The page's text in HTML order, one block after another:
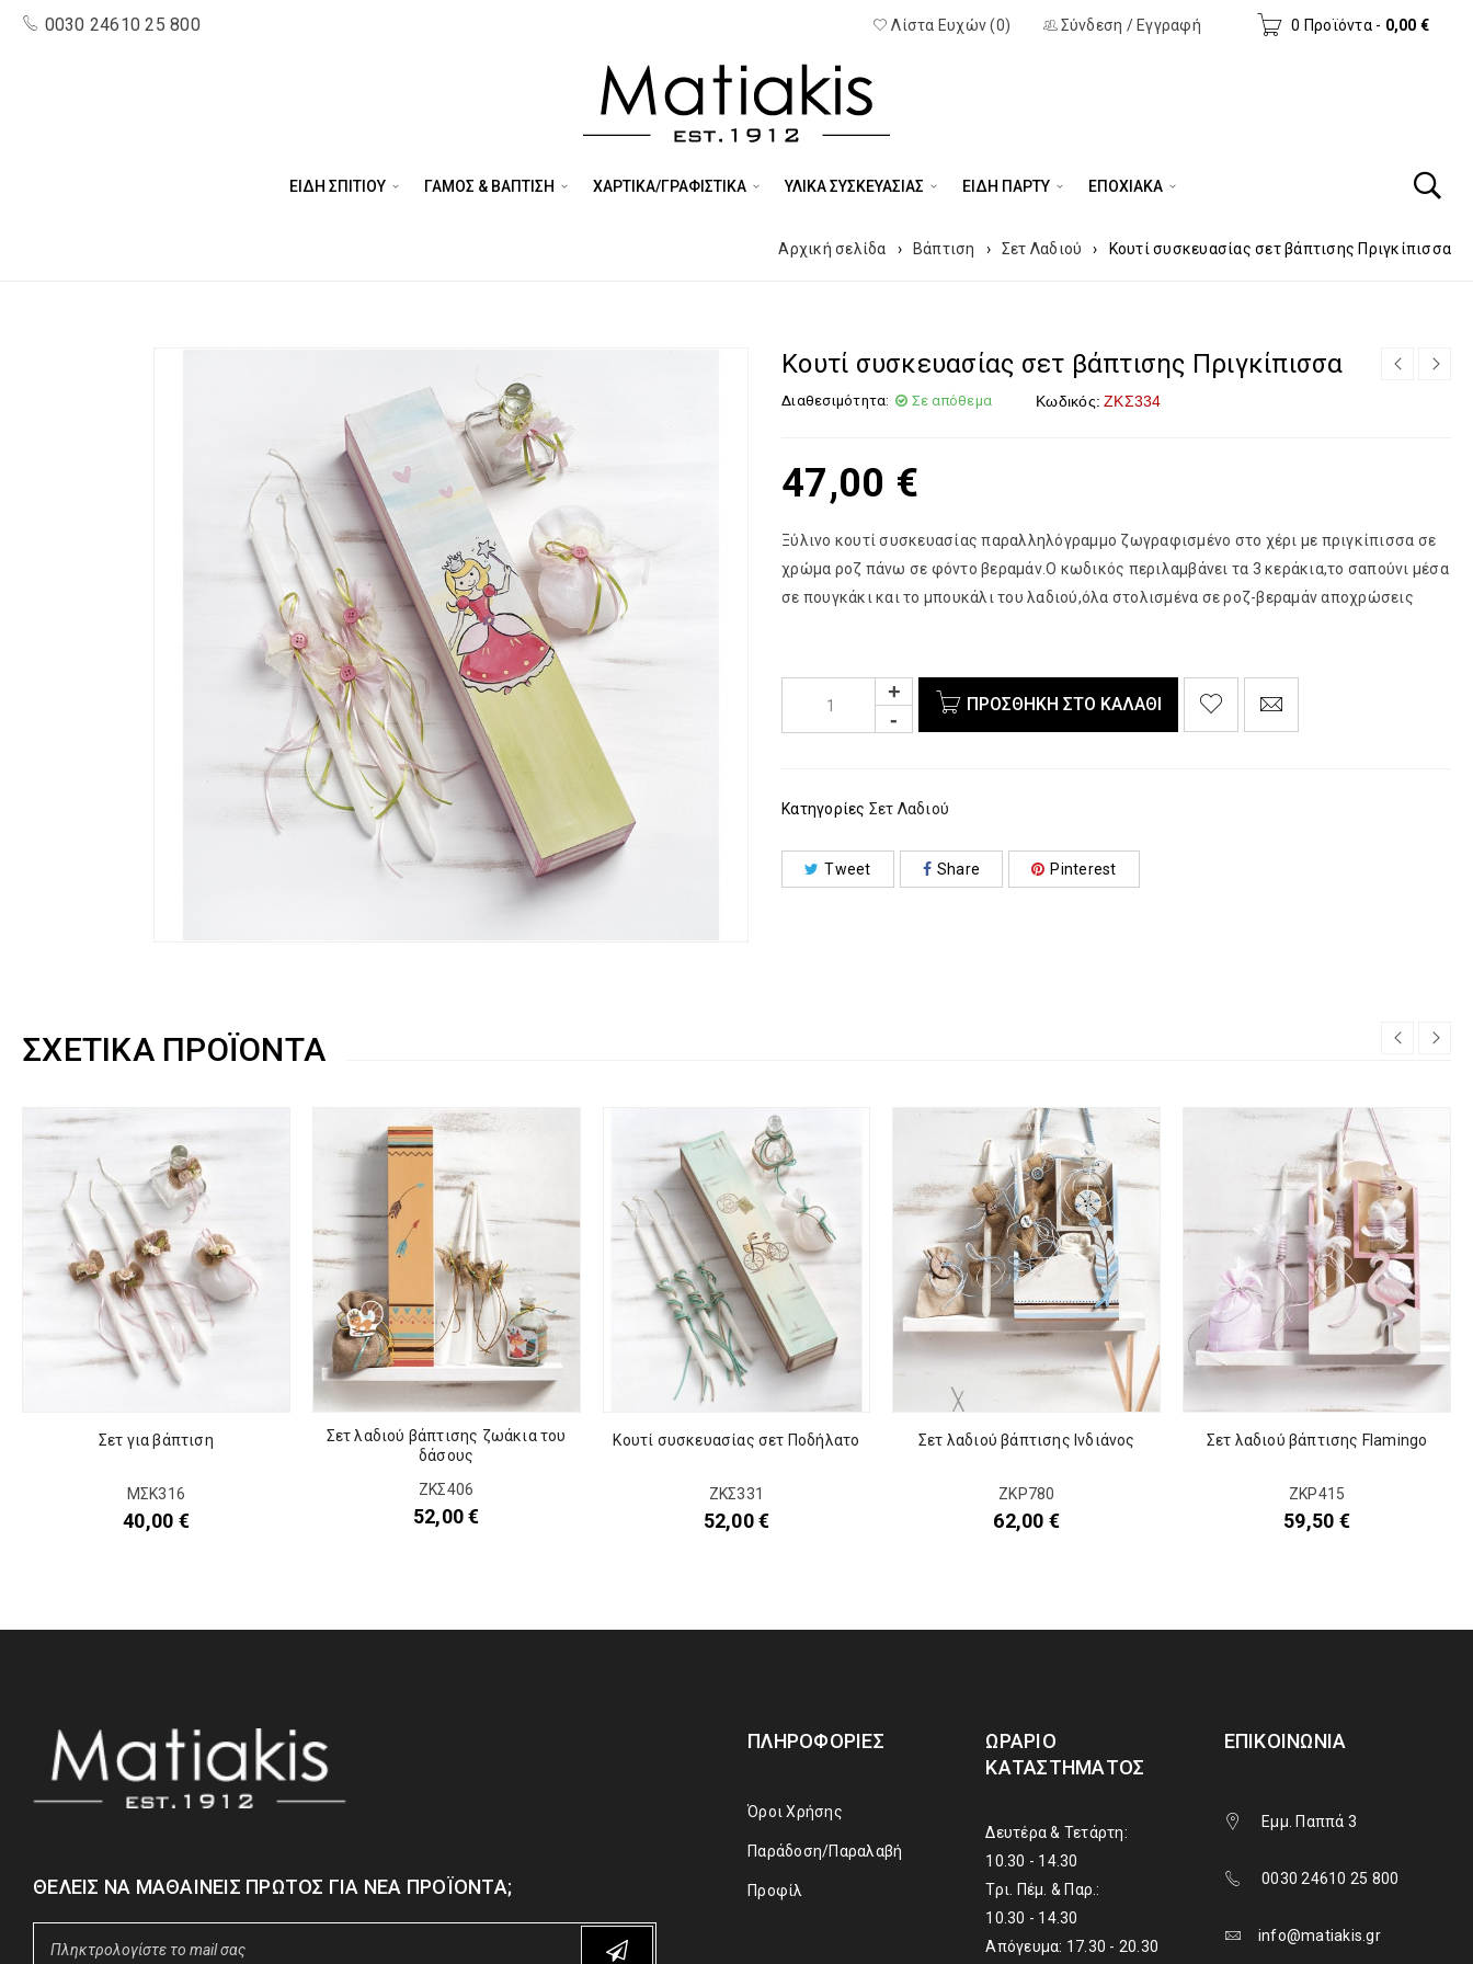
0030 24610 25 800 0 Προϊόντα - 0,00 €
Σύνδεση / Εγγραφή
Λίστα Ευχών (0)
ΕΙΔΗ ΣΠΙΤΙΟΥ ΓΑΜΟΣ & ΒΑΠΤΙΣΗ ΧΑΡΤΙΚΑ/ΓΡΑΦΙΣΤΙΚΑ ΥΛΙΚΑ ΣΥΣΚΕΥΑΣΙΑΣ ΕΊΔΗ ΠΆΡΤΥ ΕΠΟΧΙΑΚΑ
Αρχική σελίδα › Βάπτιση › Σετ Λαδιού › Κουτί συσκευασίας σετ βάπτισης Πριγκίπισσα
Κουτί συσκευασίας σετ βάπτισης Πριγκίπισσα
Διαθεσιμότητα: Σε απόθεμα Κωδικός: ΖΚΣ334
47,00 €
Ξύλινο κουτί συσκευασίας παραλληλόγραμμο ζωγραφισμένο στο χέρι με πριγκίπισσα σε
χρώμα ροζ πάνω σε φόντο βεραμάν.Ο κωδικός περιλαμβάνει τα 3 κεράκια,το σαπούνι μέσα
σε πουγκάκι και το μπουκάλι του λαδιού,όλα στολισμένα σε ροζ-βεραμάν αποχρώσεις
ΠΡΟΣΘΉΚΗ ΣΤΟ ΚΑΛΆΘΙ
Κατηγορίες Σετ Λαδιού
Tweet Share Pinterest
ΣΧΕΤΙΚΆ ΠΡΟΪΌΝΤΑ
Σετ για βάπτιση
ΜΣΚ316
40,00 €
Σετ λαδιού βάπτισης ζωάκια του
δάσους
ΖΚΣ406
52,00€
Κουτί συσκευασίας σετ Ποδήλατο
ΖΚΣ331
52,00€
Σετ λαδιού βάπτισης Ινδιάνος
ΖΚΡ780
62,00 €
Σετ λαδιού βάπτισης Flamingo
ΖΚΡ415
59,50 €
ΘΈΛΕΙΣ ΝΑ ΜΑΘΑΊΝΕΙΣ ΠΡΏΤΟΣ ΓΙΑ ΝΈΑ ΠΡΟΪΌΝΤΑ;
ΠΛΗΡΟΦΟΡΊΕΣ
Όροι Χρήσης
Παράδοση/Παραλαβή
Προφίλ
ΩΡΆΡΙΟ
ΚΑΤΑΣΤΉΜΑΤΟΣ
Δευτέρα & Τετάρτη:
10.30 - 14.30
Τρι. Πέμ. & Παρ.:
10.30 - 14.30
Απόγευμα: 17.30 - 20.30
ΕΠΙΚΟΙΝΩΝΊΑ
Εμμ. Παππά 3
0030 24610 25 800
info@matiakis.gr